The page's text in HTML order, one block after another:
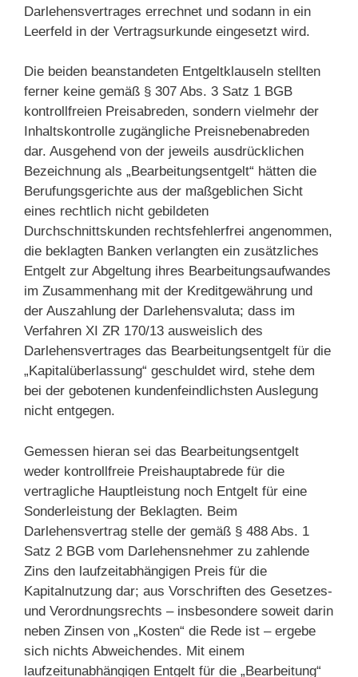
Darlehensvertrages errechnet und sodann in ein
Leerfeld in der Vertragsurkunde eingesetzt wird.
Die beiden beanstandeten Entgeltklauseln stellten
ferner keine gemäß § 307 Abs. 3 Satz 1 BGB
kontrollfreien Preisabreden, sondern vielmehr der
Inhaltskontrolle zugängliche Preisnebenabreden
dar. Ausgehend von der jeweils ausdrücklichen
Bezeichnung als „Bearbeitungsentgelt“ hätten die
Berufungsgerichte aus der maßgeblichen Sicht
eines rechtlich nicht gebildeten
Durchschnittskunden rechtsfehlerfrei angenommen,
die beklagten Banken verlangten ein zusätzliches
Entgelt zur Abgeltung ihres Bearbeitungsaufwandes
im Zusammenhang mit der Kreditgewährung und
der Auszahlung der Darlehensvaluta; dass im
Verfahren XI ZR 170/13 ausweislich des
Darlehensvertrages das Bearbeitungsentgelt für die
„Kapitalüberlassung“ geschuldet wird, stehe dem
bei der gebotenen kundenfeindlichsten Auslegung
nicht entgegen.
Gemessen hieran sei das Bearbeitungsentgelt
weder kontrollfreie Preishauptabrede für die
vertragliche Hauptleistung noch Entgelt für eine
Sonderleistung der Beklagten. Beim
Darlehensvertrag stelle der gemäß § 488 Abs. 1
Satz 2 BGB vom Darlehensnehmer zu zahlende
Zins den laufzeitabhängigen Preis für die
Kapitalnutzung dar; aus Vorschriften des Gesetzes-
und Verordnungsrechts – insbesondere soweit darin
neben Zinsen von „Kosten“ die Rede ist – ergebe
sich nichts Abweichendes. Mit einem
laufzeitunabhängigen Entgelt für die „Bearbeitung“